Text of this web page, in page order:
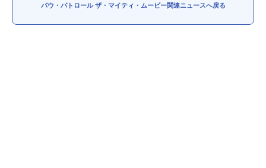
FOLLOW US
パウ・パトロール ザ・マイティ・ムービー関連ニュースへ戻る